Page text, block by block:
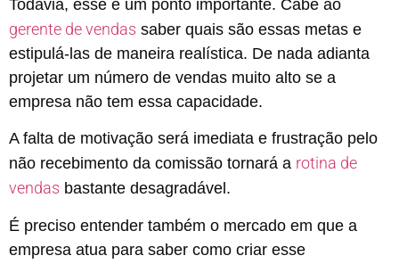
Todavia, esse é um ponto importante. Cabe ao
gerente de vendas saber quais são essas metas e
estipulá-las de maneira realística. De nada adianta
projetar um número de vendas muito alto se a
empresa não tem essa capacidade.
A falta de motivação será imediata e frustração pelo
não recebimento da comissão tornará a rotina de
vendas bastante desagradável.
É preciso entender também o mercado em que a
empresa atua para saber como criar esse